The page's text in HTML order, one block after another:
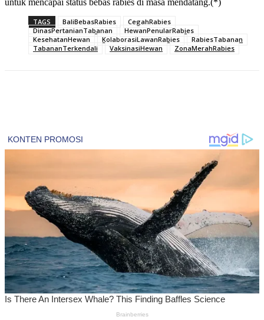
untuk mencapai status bebas rabies di masa mendatang.(*)
TAGS BaliBebasRabies
CegahRabies
DinasPertanianTabanan
HewanPenularRabies
KesehatanHewan
KolaborasiLawanRabies
RabiesTabanan
TabananTerkendali
VaksinasiHewan ZonaMerahRabies